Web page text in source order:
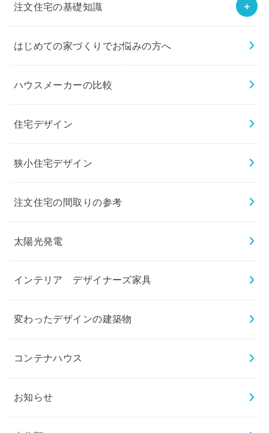
注文住宅の基礎知識
はじめての家づくりでお悩みの方へ
ハウスメーカーの比較
住宅デザイン
狭小住宅デザイン
注文住宅の間取りの参考
太陽光発電
インテリア デザイナーズ家具
変わったデザインの建築物
コンテナハウス
お知らせ